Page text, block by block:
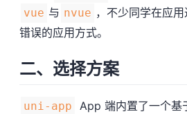
vue 与 nvue ，不少同学在应
错误的应用方式。
二、选择方案
uni-app App 端内置了一个基